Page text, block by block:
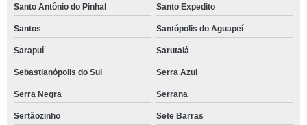
Santo Antônio do Pinhal Santo Expedito
Santos Santópolis do Aguapeí
Sarapuí Sarutaiá
Sebastianópolis do Sul Serra Azul
Serra Negra Serrana
Sertãozinho Sete Barras